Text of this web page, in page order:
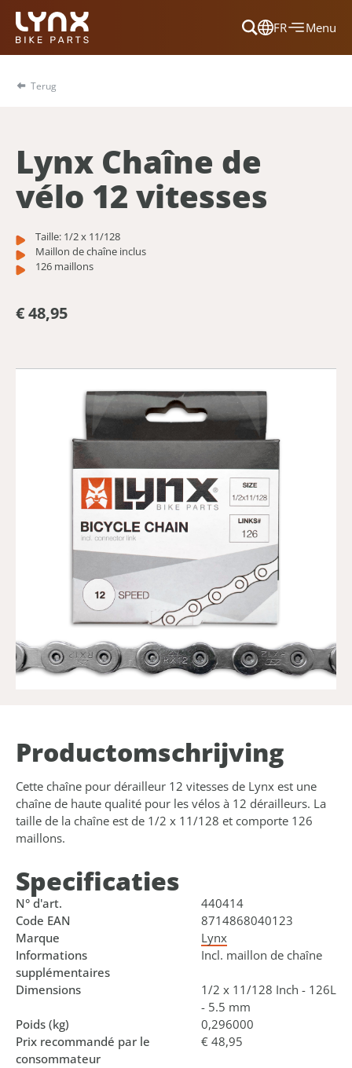
FR
Dansk
Nederlands
Menu
Terug
Lynx Chaîne de
vélo 12 vitesses
Taille: 1/2 x 11/128
Maillon de chaîne inclus
126 maillons
€ 48,95
Product­omschrijving
Cette chaîne pour dérailleur 12 vitesses de Lynx est une
chaîne de haute qualité pour les vélos à 12 dérailleurs. La
taille de la chaîne est de 1/2 x 11/128 et comporte 126
maillons.
Specificaties
N° d'art.
440414
Code EAN
8714868040123
Marque
Lynx
Informations
supplémentaires
Incl. maillon de chaîne
Dimensions
1/2 x 11/128 Inch - 126L
- 5.5 mm
Poids (kg)
0,296000
Prix recommandé par le
consommateur
€ 48,95